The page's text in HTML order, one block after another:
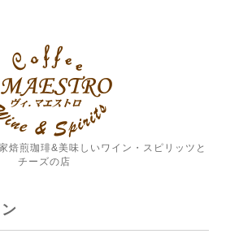
焙煎珈琲&美味しいワイン・スピリッツと
チーズの店